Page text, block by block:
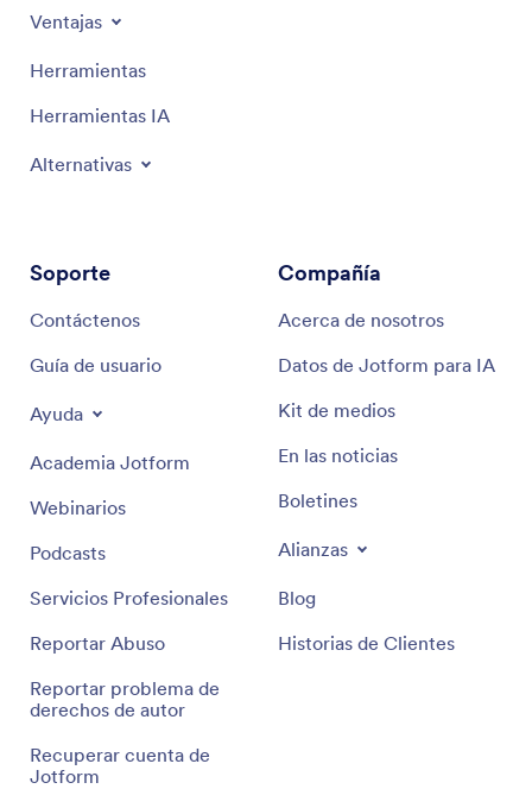
Ventajas
Herramientas
Herramientas IA
Alternativas
Soporte
Contáctenos
Guía de usuario
Ayuda
Academia Jotform
Webinarios
Podcasts
Servicios Profesionales
Reportar Abuso
Reportar problema de
derechos de autor
Recuperar cuenta de
Jotform
Compañía
Acerca de nosotros
Datos de Jotform para IA
Kit de medios
En las noticias
Boletines
Alianzas
Blog
Historias de Clientes